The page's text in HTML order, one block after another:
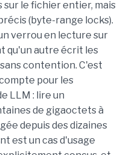
le fichier entier, mais
(byte-range locks).
verrou en lecture sur
qu'un autre écrit les
contention. C'est
pour les
LLM : lire un
de gigaoctets à
depuis des dizaines
est un cas d'usage